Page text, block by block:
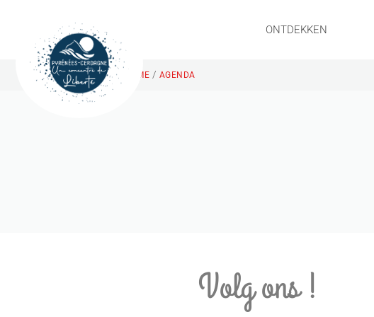
ONTDEKKEN
HOME / AGENDA
Volg ons !